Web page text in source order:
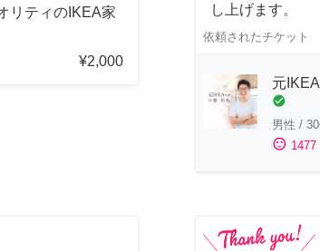
リティのIKEA家
¥2,000
し上げます。
依頼されたチケット
元
check_circle
男性 /
sentiment_satisfied 1477